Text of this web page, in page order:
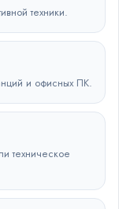
техники.
и офисных ПК.
техническое